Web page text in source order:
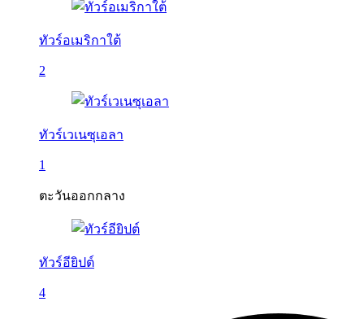
ทัวร์อเมริกาใต้
2
ทัวร์เวเนซุเอลา
1
ตะวันออกกลาง
ทัวร์อียิปต์
4